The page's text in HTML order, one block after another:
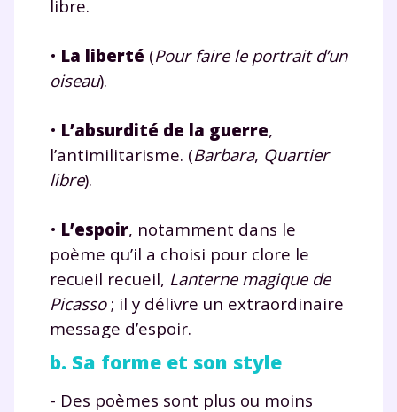
libre.
• La liberté (Pour faire le portrait d’un
oiseau).
• L’absurdité de la guerre,
l’antimilitarisme. (Barbara, Quartier
libre).
• L’espoir, notamment dans le
poème qu’il a choisi pour clore le
recueil recueil, Lanterne magique de
Picasso; il y délivre un extraordinaire
message d’espoir.
b. Sa forme et son style
- Des poèmes sont plus ou moins
pendant 24h notre
plateforme de soutien
scolaire !
Fiches de cours et vidéos ,exercices
corrigés
suivre les progrès
Tout le programme scolaire du CP à
la Terminale
Des profs expérimentés disponibles
à la demande par tchat, audio ou
vidéo